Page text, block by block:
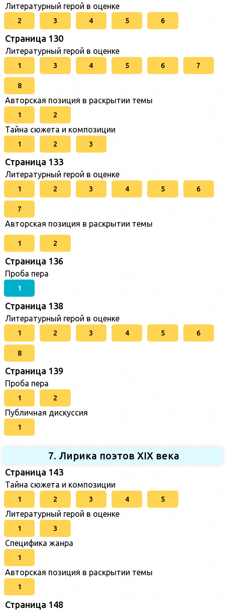
Литературный герой в оценке
2 3 4 5 6
Страница 130
Литературный герой в оценке
1 3 4 5 6 7
8
Авторская позиция в раскрытии темы
1 2
Тайна сюжета и композиции
1 2 3
Страница 133
Литературный герой в оценке
1 2 3 4 5 6
7
Авторская позиция в раскрытии темы
1 2
Страница 136
Проба пера
1
Страница 138
Литературный герой в оценке
1 2 3 4 5 6
8
Страница 139
Проба пера
1 2
Публичная дискуссия
1
7. Лирика поэтов XIX века
Страница 143
Тайна сюжета и композиции
1 2 3 4 5
Литературный герой в оценке
1 3
Специфика жанра
1
Авторская позиция в раскрытии темы
1
Страница 148